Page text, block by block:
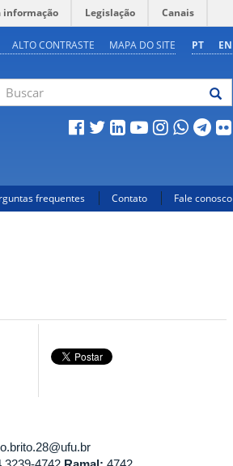
informação Legislação Canais
PT EN
ALTO CONTRASTE MAPA DO SITE
frequentes Contato Fale conosco